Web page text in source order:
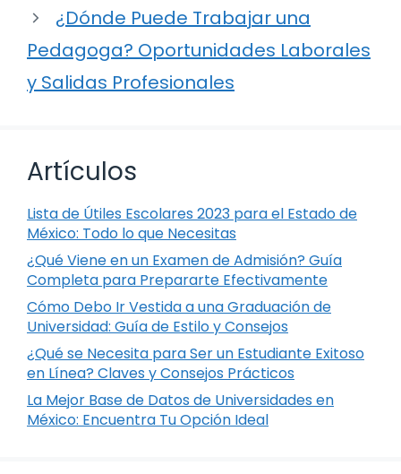
¿Dónde Puede Trabajar una
Pedagoga? Oportunidades Laborales
y Salidas Profesionales
Artículos
Lista de Útiles Escolares 2023 para el Estado de
México: Todo lo que Necesitas
¿Qué Viene en un Examen de Admisión? Guía
Completa para Prepararte Efectivamente
Cómo Debo Ir Vestida a una Graduación de
Universidad: Guía de Estilo y Consejos
¿Qué se Necesita para Ser un Estudiante Exitoso
en Línea? Claves y Consejos Prácticos
La Mejor Base de Datos de Universidades en
México: Encuentra Tu Opción Ideal